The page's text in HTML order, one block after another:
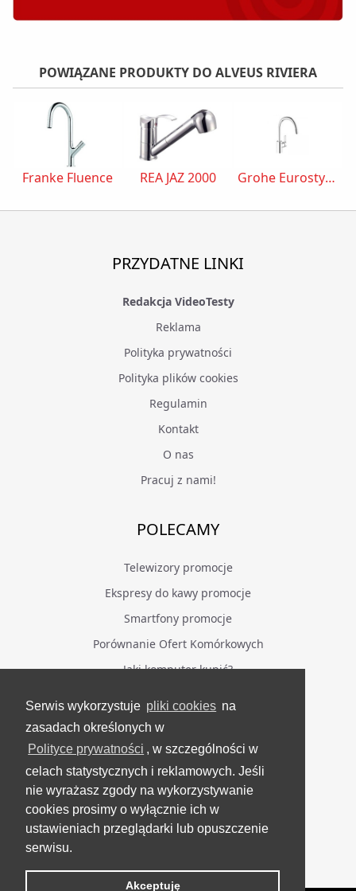
Serwis wykorzystuje pliki cookies na
zasadach określonych w
Polityce prywatności , w szczególności w
celach statystycznych i reklamowych. Jeśli
nie wyrażasz zgody na wykorzystywanie
cookies prosimy o wyłącznie ich w
ustawieniach przeglądarki lub opuszczenie
serwisu.
Akceptuję
POWIĄZANE PRODUKTY DO ALVEUS RIVIERA
Franke Fluence REA JAZ 2000 Grohe Eurostyle Cosmopolitan 31126002
PRZYDATNE LINKI
Redakcja VideoTesty
Reklama
Polityka prywatności
Polityka plików cookies
Regulamin
Kontakt
O nas
Pracuj z nami!
POLECAMY
Telewizory promocje
Ekspresy do kawy promocje
Smartfony promocje
Porównanie Ofert Komórkowych
Jaki komputer kupić?
BĄDŹ NA BIEŻĄCO
Facebook
Grupa Testerzy Videotestów
YouTube
Twitter